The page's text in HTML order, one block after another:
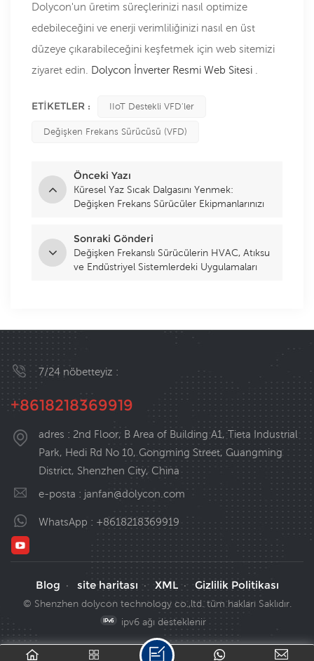
Dolycon'un üretim süreçlerinizi nasıl optimize
edebileceğini ve enerji verimliliğinizi nasıl en üst
düzeye çıkarabileceğini keşfetmek için web sitemizi
ziyaret edin. Dolycon İnverter Resmi Web Sitesi
ETIKETLER : IIoT Destekli VFD'ler
Değişken Frekans Sürücüsü (VFD)
Önceki Yazı
Küresel Yaz Sıcak Dalgasını Yenmek:
Değişken Frekans Sürücüler Ekipmanlarınızı
Sonraki Gönderi
Değişken Frekanslı Sürücülerin HVAC, Atıksu
ve Endüstriyel Sistemlerdeki Uygulamaları
7/24 nöbetteyiz :
+8618218369919
adres : 2nd Floor, B Area of Building A1, Tieta Industrial
Park, Hedi Rd No 10, Gongming Street, Guangming
District, Shenzhen City, China
e-posta : janfan@dolycon.com
WhatsApp : +8618218369919
Blog · site haritası · XML · Gizlilik Politikası
© Shenzhen dolycon technology co.,ltd. tüm hakları Saklıdır.
ipv6 ağı desteklenir